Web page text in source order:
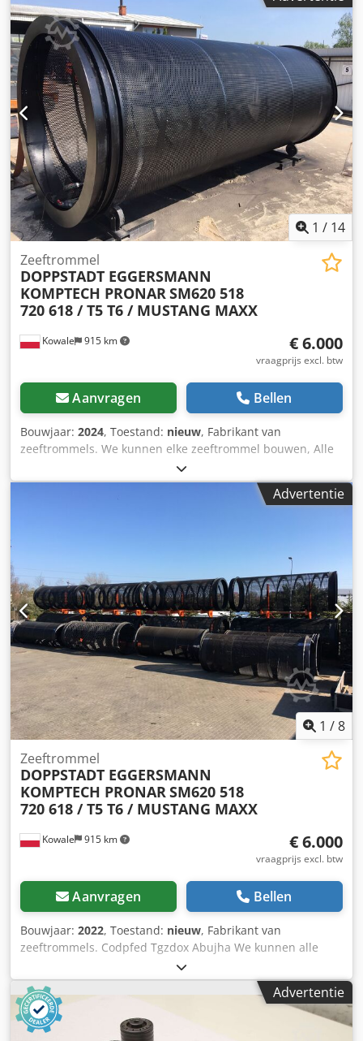
opvragen! Chjdpfxox Dvdqo Abuja
1 / 14
Kowale 915 km
Zeeftrommel
DOPPSTADT EGGERSMANN
KOMPTECH PRONARSM620 518
720 618 / T5 T6 / MUSTANG MAXX
€ 6.000
vraagprijs excl. btw
Aanvragen Bellen
Bouwjaar: 2024, Toestand: nieuw, Fabrikant van
zeeftrommels. We kunnen elke zeeftrommel bouwen, Alle
modellen die op de markt verkrijgbaar zijn. Doppstadt
Csdothl T Ujpfx Abueha - SM518 - SM618 - SM620 - SM720
- ANDER MODEL Farwick Komptech - PRIMUS - MAXX -
50x50 60x60 70x70 80x80... ronde diameter 10mm 20 30 40
50 60 70 80 mm... Zeshoekig 10mm 20mm 30mm 40mm
50mm 60mm 70mm 80mm Vaten van speciaal staal!
Advertentie
1 /8
Kowale 915 km
Zeeftrommel
DOPPSTADT EGGERSMANN
KOMPTECH PRONARSM620 518
720 618 / T5 T6 / MUSTANG MAXX
€ 6.000
vraagprijs excl. btw
Aanvragen Bellen
Bouwjaar: 2022, Toestand: nieuw, Fabrikant van
zeeftrommels. Codpfed Tgzdox Abujha We kunnen alle
zeeftrommels bouwen, alle op de markt verkrijgbare
modellen. Doppstadt - SM518 - SM618 - SM620 - SM720 -
ANDER MODEL Farwick Komptech - PRIMUS - MAXX -
MUSTANG - NEMUS - CRIBUS Eggersmann Terra Select - T4
- T5 - T6 - T7 PRONAR - MPB 18.47 - MPB 20.55 - MPB 20,72
Advertentie